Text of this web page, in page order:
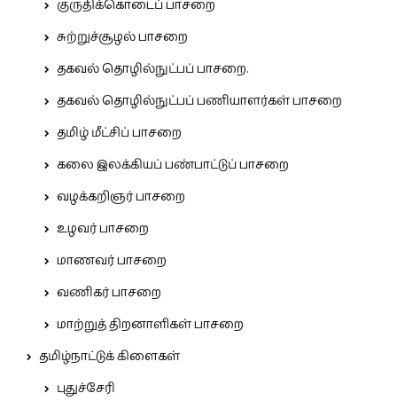
குருதிக்கொடைப் பாசறை
சுற்றுச்சூழல் பாசறை
தகவல் தொழில்நுட்பப் பாசறை.
தகவல் தொழில்நுட்பப் பணியாளர்கள் பாசறை
தமிழ் மீட்சிப் பாசறை
கலை இலக்கியப் பண்பாட்டுப் பாசறை
வழக்கறிஞர் பாசறை
உழவர் பாசறை
மாணவர் பாசறை
வணிகர் பாசறை
மாற்றுத் திறனாளிகள் பாசறை
தமிழ்நாட்டுக் கிளைகள்
புதுச்சேரி